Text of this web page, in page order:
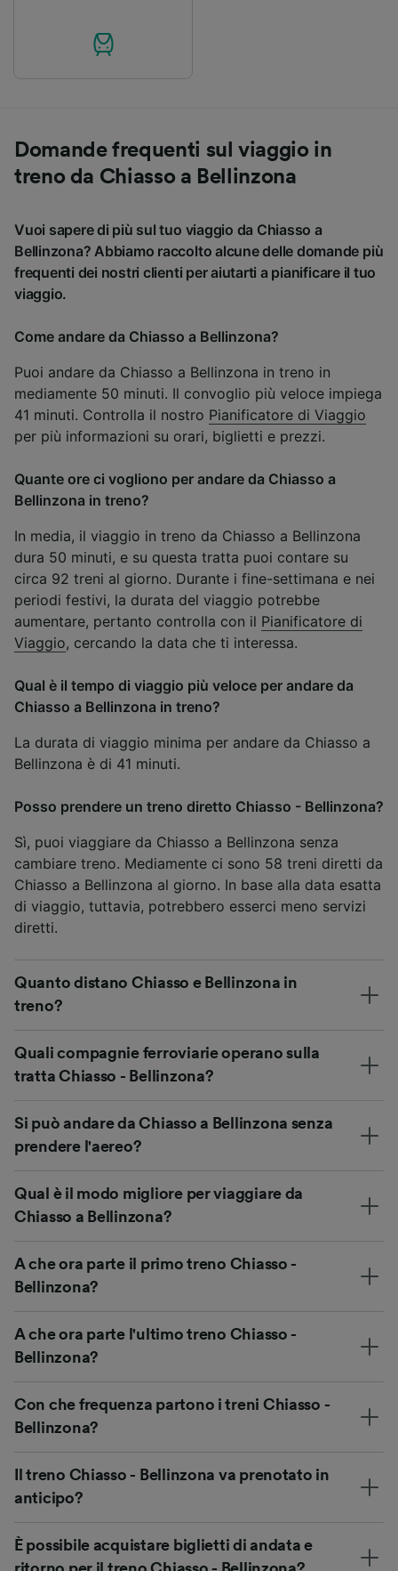
Domande frequenti sul viaggio in
treno da Chiasso a Bellinzona
Vuoi sapere di più sul tuo viaggio da Chiasso a
Bellinzona? Abbiamo raccolto alcune delle domande più
frequenti dei nostri clienti per aiutarti a pianificare il tuo
viaggio.
Come andare da Chiasso a Bellinzona?
Puoi andare da Chiasso a Bellinzona in treno in
mediamente 50 minuti. Il convoglio più veloce impiega
41 minuti. Controlla il nostro Pianificatore di Viaggio
per più informazioni su orari, biglietti e prezzi.
Quante ore ci vogliono per andare da Chiasso a
Bellinzona in treno?
In media, il viaggio in treno da Chiasso a Bellinzona
dura 50 minuti, e su questa tratta puoi contare su
circa 92 treni al giorno. Durante i fine-settimana e nei
periodi festivi, la durata del viaggio potrebbe
aumentare, pertanto controlla con il Pianificatore di
Viaggio, cercando la data che ti interessa.
Qual è il tempo di viaggio più veloce per andare da
Chiasso a Bellinzona in treno?
La durata di viaggio minima per andare da Chiasso a
Bellinzona è di 41 minuti.
Posso prendere un treno diretto Chiasso - Bellinzona?
Sì, puoi viaggiare da Chiasso a Bellinzona senza
cambiare treno. Mediamente ci sono 58 treni diretti da
Chiasso a Bellinzona al giorno. In base alla data esatta
di viaggio, tuttavia, potrebbero esserci meno servizi
diretti.
Quanto distano Chiasso e Bellinzona in
treno?
Quali compagnie ferroviarie operano sulla
tratta Chiasso - Bellinzona?
Si può andare da Chiasso a Bellinzona senza
prendere l'aereo?
Qual è il modo migliore per viaggiare da
Chiasso a Bellinzona?
A che ora parte il primo treno Chiasso -
Bellinzona?
A che ora parte l'ultimo treno Chiasso -
Bellinzona?
Con che frequenza partono i treni Chiasso -
Bellinzona?
Il treno Chiasso - Bellinzona va prenotato in
anticipo?
È possibile acquistare biglietti di andata e